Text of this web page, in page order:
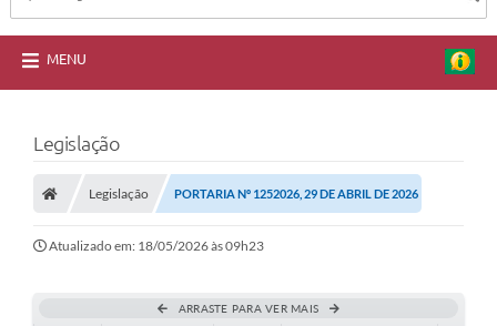
MENU
Legislação
Legislação PORTARIA Nº 1252026, 29 DE ABRIL DE 2026
Atualizado em: 18/05/2026 às 09h23
ARRASTE PARA VER MAIS